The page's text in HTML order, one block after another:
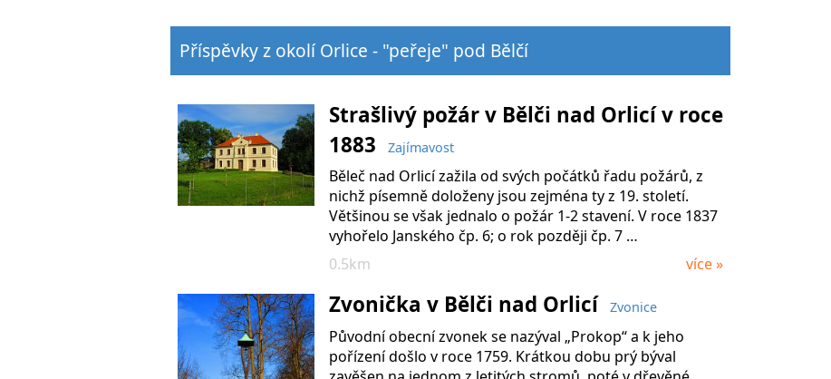
Příspěvky z okolí Orlice - "peřeje" pod Bělčí
Strašlivý požár v Bělči nad Orlicí v roce
1883
Zajímavost
Běleč nad Orlicí zažila od svých počátků řadu požárů, z
nichž písemně doloženy jsou zejména ty z 19. století.
Většinou se však jednalo o požár 1-2 stavení. V roce 1837
vyhořelo Janského čp. 6; o rok později čp. 7 …
0.5km
více »
Zvonička v Bělči nad Orlicí Zvonice
Původní obecní zvonek se nazýval „Prokop“ a k jeho
pořízení došlo v roce 1759. Krátkou dobu prý býval